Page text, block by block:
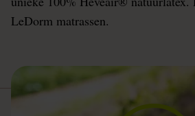
LeDorm matrassen.